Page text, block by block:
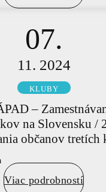
07.
11. 2024
KLUBY
–
na Slovensku /
občanov tretích
Viac podrobností